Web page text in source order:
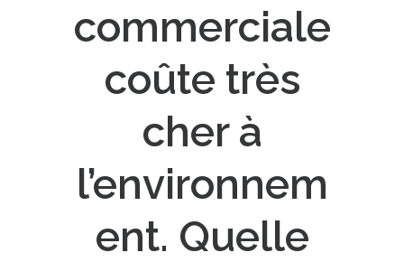
commerciale
coûte très
cher à
l’environnem
ent. Quelle